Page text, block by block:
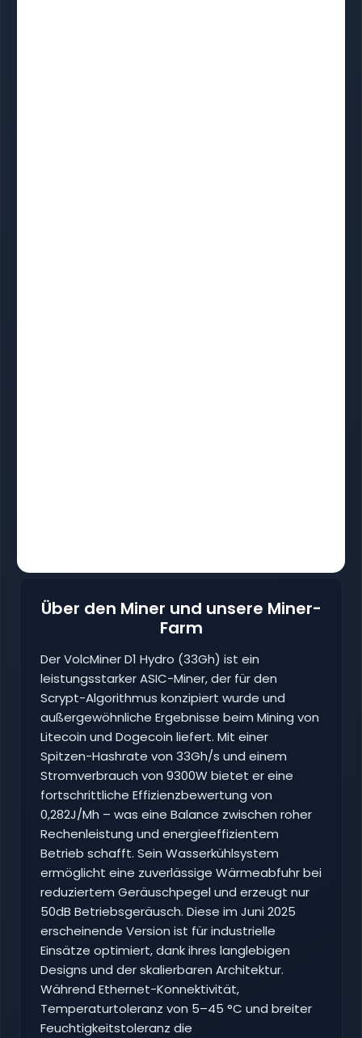
Über den Miner und unsere Miner-
Farm
Der VolcMiner D1 Hydro (33Gh) ist ein
leistungsstarker ASIC-Miner, der für den
Scrypt-Algorithmus konzipiert wurde und
außergewöhnliche Ergebnisse beim Mining von
Litecoin und Dogecoin liefert. Mit einer
Spitzen-Hashrate von 33Gh/s und einem
Stromverbrauch von 9300W bietet er eine
fortschrittliche Effizienzbewertung von
0,282J/Mh – was eine Balance zwischen roher
Rechenleistung und energieeffizientem
Betrieb schafft. Sein Wasserkühlsystem
ermöglicht eine zuverlässige Wärmeabfuhr bei
reduziertem Geräuschpegel und erzeugt nur
50dB Betriebsgeräusch. Diese im Juni 2025
erscheinende Version ist für industrielle
Einsätze optimiert, dank ihres langlebigen
Designs und der skalierbaren Architektur.
Während Ethernet-Konnektivität,
Temperaturtoleranz von 5–45 °C und breiter
Feuchtigkeitstoleranz die